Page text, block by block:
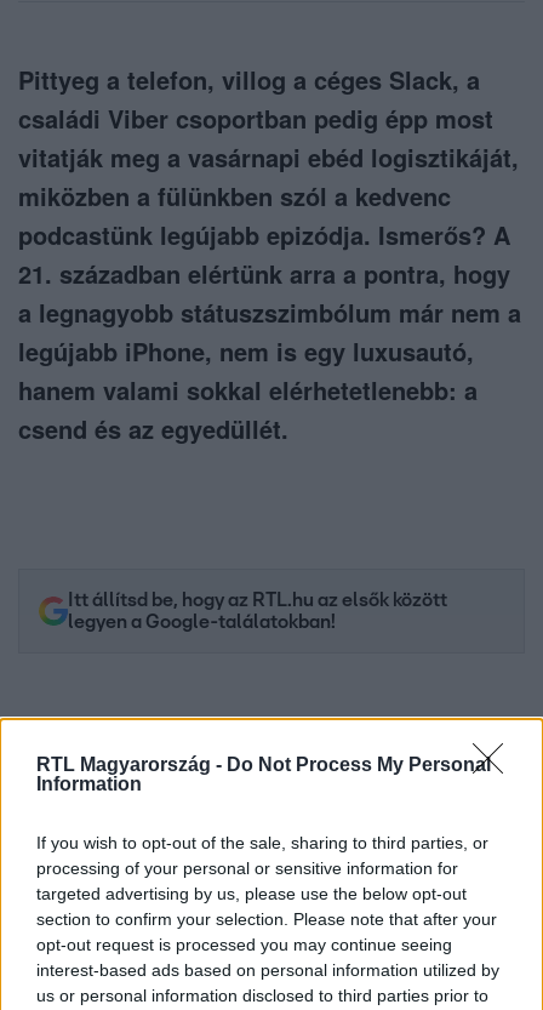
RTL Magyarország - Do Not Process My Personal
Information
If you wish to opt-out of the sale, sharing to third parties, or
processing of your personal or sensitive information for
targeted advertising by us, please use the below opt-out
section to confirm your selection. Please note that after your
opt-out request is processed you may continue seeing
interest-based ads based on personal information utilized by
us or personal information disclosed to third parties prior to
Pittyeg a telefon, villog a céges Slack, a
családi Viber csoportban pedig épp most
vitatják meg a vasárnapi ebéd logisztikáját,
miközben a fülünkben szól a kedvenc
podcastünk legújabb epizódja. Ismerős? A
21. században elértünk arra a pontra, hogy
a legnagyobb státuszszimbólum már nem a
legújabb iPhone, nem is egy luxusautó,
hanem valami sokkal elérhetetlenebb: a
csend és az egyedüllét.
Itt állítsd be, hogy az RTL.hu az elsők között
legyen a Google-találatokban!
Kövess minket, és értesülj a friss hírekről a
Facebookon is!